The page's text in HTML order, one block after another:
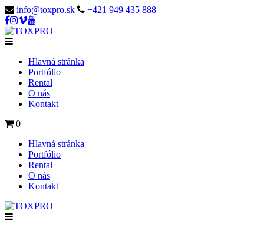
info@toxpro.sk +421 949 435 888
Hlavná stránka
Portfólio
Rental
O nás
Kontakt
0
Hlavná stránka
Portfólio
Rental
O nás
Kontakt